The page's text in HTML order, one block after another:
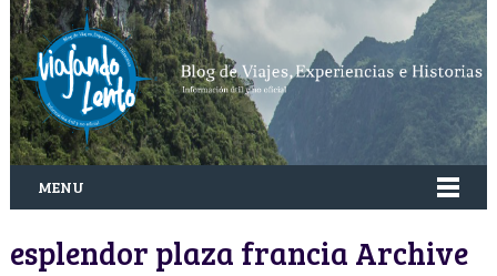
MENU
esplendor plaza francia Archive